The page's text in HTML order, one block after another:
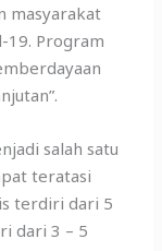
masyarakat
19. Program
salah satu
teratasi
terdiri dari 5
dari 3 – 5